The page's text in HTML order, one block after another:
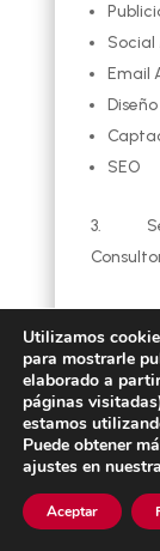
Social
Email
SEO
Utilizamos
para mostrarle
elaborado a
páginas
estamos
Puede obtener
ajustes en nuestra
Aceptar